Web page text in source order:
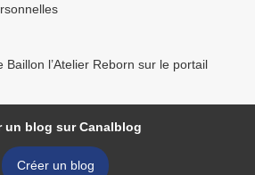
Baillon l’Atelier Reborn sur le portail
un blog sur Canalblog
Créer un blog